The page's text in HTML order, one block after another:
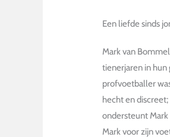
Een liefde sinds
Mark van
tienerjaren in hun
profvoetballer
hecht en
ondersteunt
Mark voor zijn